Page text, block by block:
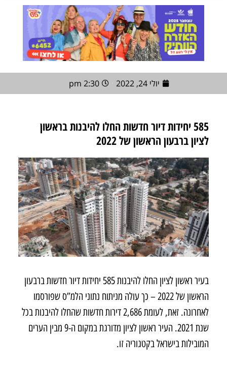
יולי 24, 2022 2:30 pm
585 יחידות דיור חדשות החלו להיבנות בראשון
לציון ברבעון הראשון של 2022
בעיר ראשון לציון החלו להיבנות 585 יחידות דיור חדשות ברבעון
הראשון של 2022 – כך עולה מניתוח נתוני הלמ”ס שפורסמו
לאחרונה. זאת, לעומת 2,686 דירות חדשות שהחלו להיבנות בכל
שנת 2021. העיר ראשון לציון מדורגת במקום ה-9 מבין הערים
המובילות בישראל בקטגוריה זו.